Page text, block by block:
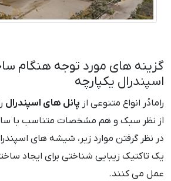
گزینه های مورد توجه هنگام
اسپندرال یکپارچه
رامادُر انواع متنوعی از پانل های اسپندرال
از نظر سبک و هم مشخصات متناسب با
در نظر گرفتن موارد زیر، شیشه های
یک تاکتیک زیبایی شناختی برای ایجاد
عمل می کنند.